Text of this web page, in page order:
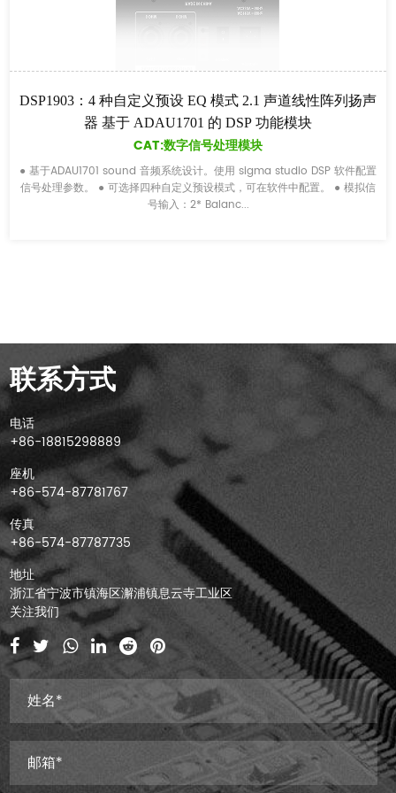
DSP1903：4 种自定义预设 EQ 模式 2.1 声道线性阵列扬声
器 基于 ADAU1701 的 DSP 功能模块
CAT:数字信号处理模块
● 基于ADAU1701 sound 音频系统设计。使用 sigma studio DSP 软件配置
信号处理参数。 ● 可选择四种自定义预设模式，可在软件中配置。 ● 模拟信
号输入：2* Balanc...
联系方式
电话
+86-18815298889
座机
+86-574-87781767
传真
+86-574-87787735
地址
浙江省宁波市镇海区澥浦镇息云寺工业区
关注我们